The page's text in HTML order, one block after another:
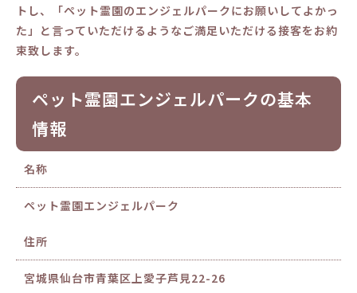
トし、「ペット霊園のエンジェルパークにお願いしてよかっ
た」と言っていただけるようなご満足いただける接客をお約
束致します。
ペット霊園エンジェルパークの基本
情報
名称
ペット霊園エンジェルパーク
住所
宮城県仙台市青葉区上愛子芦見22-26